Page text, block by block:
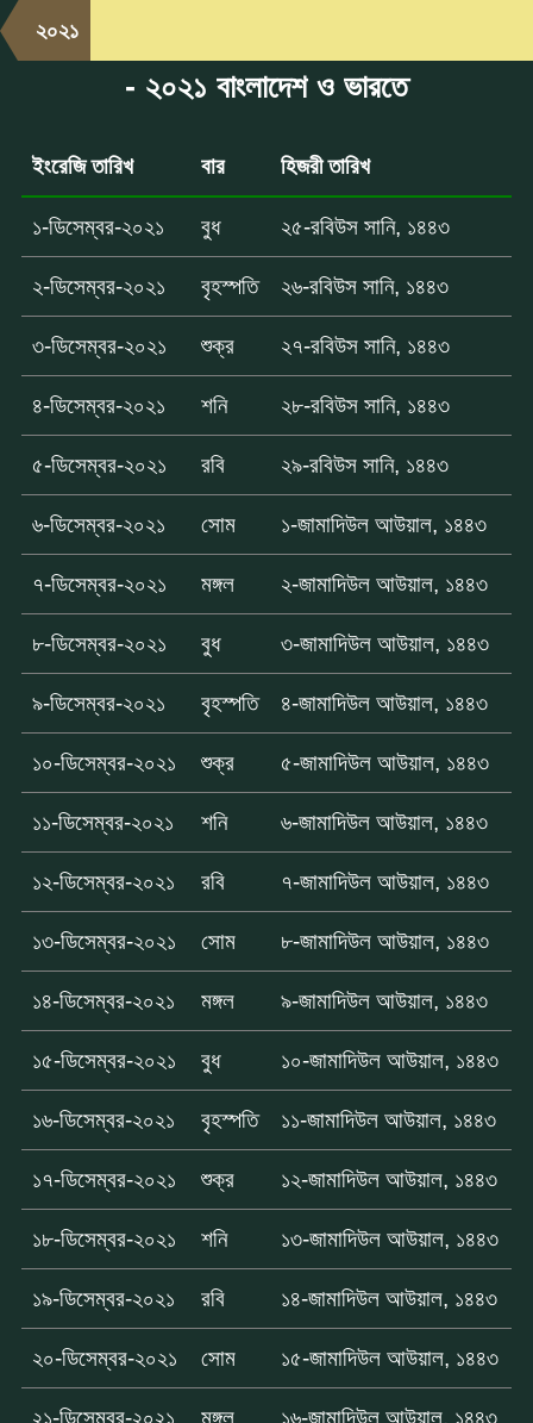
২০২১
- ২০২১ বাংলাদেশ ও ভারতে
ইংরেজি তারিখ বার হিজরী তারিখ
১-ডিসেম্বর-২০২১ বুধ ২৫-রবিউস সানি, ১৪৪৩
২-ডিসেম্বর-২০২১ বৃহস্পতি ২৬-রবিউস সানি, ১৪৪৩
৩-ডিসেম্বর-২০২১ শুক্র ২৭-রবিউস সানি, ১৪৪৩
৪-ডিসেম্বর-২০২১ শনি ২৮-রবিউস সানি, ১৪৪৩
৫-ডিসেম্বর-২০২১ রবি ২৯-রবিউস সানি, ১৪৪৩
৬-ডিসেম্বর-২০২১ সোম ১-জামাদিউল আউয়াল, ১৪৪৩
৭-ডিসেম্বর-২০২১ মঙ্গল ২-জামাদিউল আউয়াল, ১৪৪৩
৮-ডিসেম্বর-২০২১ বুধ ৩-জামাদিউল আউয়াল, ১৪৪৩
৯-ডিসেম্বর-২০২১ বৃহস্পতি ৪-জামাদিউল আউয়াল, ১৪৪৩
১০-ডিসেম্বর-২০২১ শুক্র ৫-জামাদিউল আউয়াল, ১৪৪৩
১১-ডিসেম্বর-২০২১ শনি ৬-জামাদিউল আউয়াল, ১৪৪৩
১২-ডিসেম্বর-২০২১ রবি ৭-জামাদিউল আউয়াল, ১৪৪৩
১৩-ডিসেম্বর-২০২১ সোম ৮-জামাদিউল আউয়াল, ১৪৪৩
১৪-ডিসেম্বর-২০২১ মঙ্গল ৯-জামাদিউল আউয়াল, ১৪৪৩
১৫-ডিসেম্বর-২০২১ বুধ ১০-জামাদিউল আউয়াল, ১৪৪৩
১৬-ডিসেম্বর-২০২১ বৃহস্পতি ১১-জামাদিউল আউয়াল, ১৪৪৩
১৭-ডিসেম্বর-২০২১ শুক্র ১২-জামাদিউল আউয়াল, ১৪৪৩
১৮-ডিসেম্বর-২০২১ শনি ১৩-জামাদিউল আউয়াল, ১৪৪৩
১৯-ডিসেম্বর-২০২১ রবি ১৪-জামাদিউল আউয়াল, ১৪৪৩
২০-ডিসেম্বর-২০২১ সোম ১৫-জামাদিউল আউয়াল, ১৪৪৩
২১-ডিসেম্বর-২০২১ মঙ্গল ১৬-জামাদিউল আউয়াল, ১৪৪৩